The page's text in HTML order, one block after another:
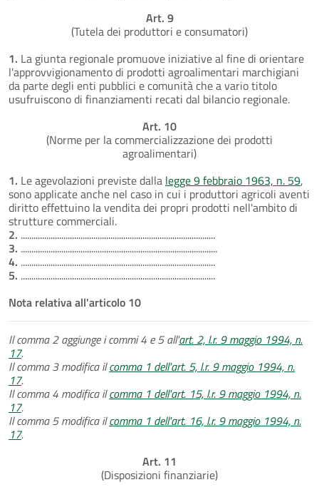
Art. 9
(Tutela dei produttori e consumatori)
1. La giunta regionale promuove iniziative al fine di orientare
l'approvvigionamento di prodotti agroalimentari marchigiani
da parte degli enti pubblici e comunità che a vario titolo
usufruiscono di finanziamenti recati dal bilancio regionale.
Art. 10
(Norme per la commercializzazione dei prodotti
agroalimentari)
1. Le agevolazioni previste dalla legge 9 febbraio 1963, n. 59,
sono applicate anche nel caso in cui i produttori agricoli aventi
diritto effettuino la vendita dei propri prodotti nell'ambito di
strutture commerciali.
2. ...........................................................................................
3. ............................................................................................
4. ...........................................................................................
5. ...........................................................................................
Nota relativa all'articolo 10
Il comma 2 aggiunge i commi 4 e 5 all'art. 2, l.r. 9 maggio 1994, n.
17.
Il comma 3 modifica ilcomma 1 dell'art. 5, l.r. 9 maggio 1994, n.
17.
Il comma 4 modifica ilcomma 1 dell'art. 15, l.r. 9 maggio 1994, n.
17.
Il comma 5 modifica ilcomma 1 dell'art. 16, l.r. 9 maggio 1994, n.
17.
Art. 11
(Disposizioni finanziarie)